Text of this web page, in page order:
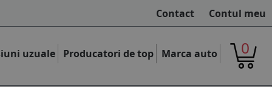
Contact Contul meu
uzuale Producatori de top Marca auto 0